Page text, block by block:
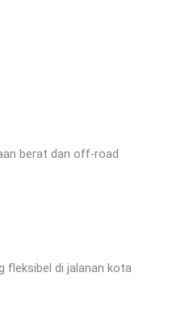
berat dan off-road
fleksibel di jalanan kota